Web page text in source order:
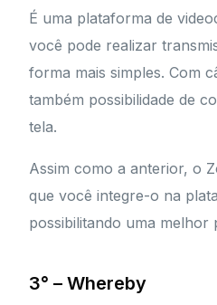
É uma plataforma de
você pode realizar
forma mais simples. Com
também possibilidade de
tela.
Assim como a anterior, o
que você integre-o na
possibilitando uma melhor
3° – Whereby